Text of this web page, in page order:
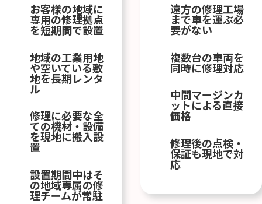
お客様の地域に
専用の修理拠点
を短期間で設置
地域の工業用地
や空いている敷
地を長期レンタ
ル
修理に必要な全
ての機材・設備
を現地に搬入設
置
設置期間中はそ
の地域専属の修
理チームが常駐
遠方の修理工場
まで車を運ぶ必
要がない
複数台の車両を
同時に修理対応
中間マージンカ
ットによる直接
価格
修理後の点検・
保証も現地で対
応